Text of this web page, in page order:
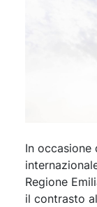
In occasione
Regione
il contrasto